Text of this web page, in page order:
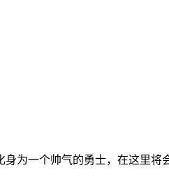
身为一个帅气的勇士，在这里